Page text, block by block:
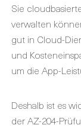
Sie
verwalten
gut in Cloud-
und
um die App-
Deshalb ist es
der AZ-204-